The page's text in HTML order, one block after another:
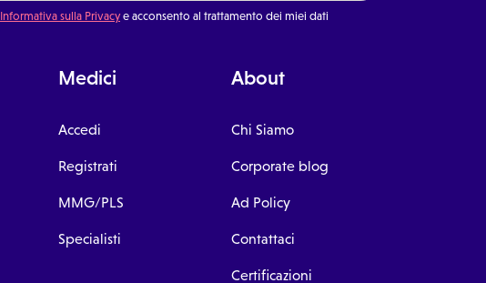
Informativa sulla Privacye acconsento al trattamento dei miei dati
Medici
Accedi
Registrati
MMG/PLS
Specialisti
About
Chi Siamo
Corporate blog
Ad Policy
Contattaci
Certificazioni